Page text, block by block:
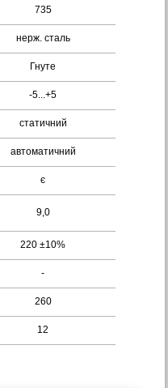
735
нерж. сталь
Гнуте
-5...+5
статичний
автоматичний
є
9,0
220 ±10%
-
260
12